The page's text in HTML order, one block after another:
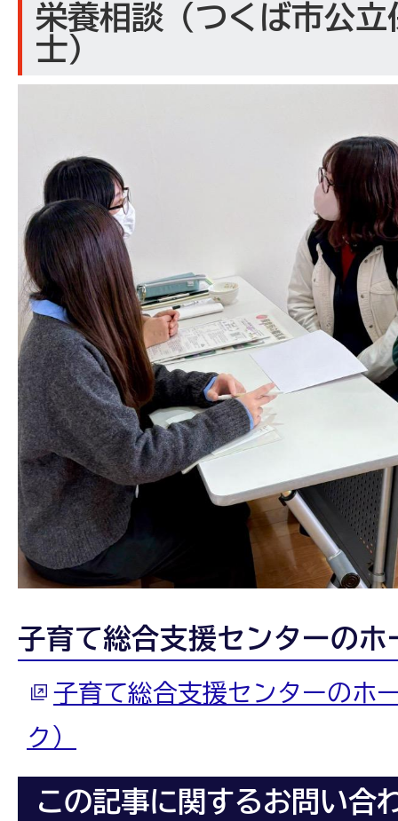
栄養相談（つくば市公
士）
子育て総合支援センターの
子育て総合支援センターのホ
ク）
この記事に関するお問い合